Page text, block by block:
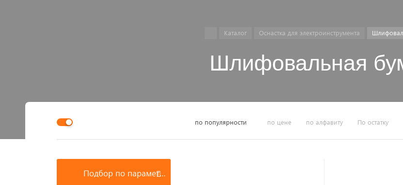
Каталог Оснастка для электроинструмента
Шлифовальная
по популярности по цене по алфавиту По остатку
Подбор по параметрам